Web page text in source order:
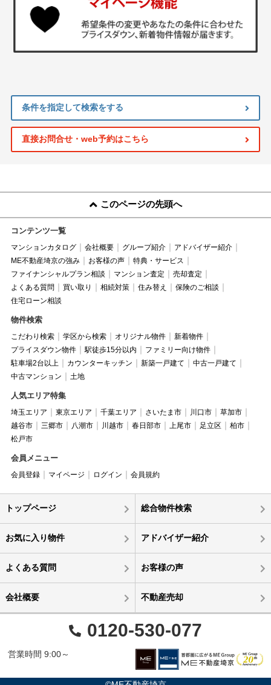
条件を指定して検索をする
直接お問合せ・web予約はこちら
このページの先頭へ
コンテンツ一覧
マンションカタログ 会社概要 グループ紹介
アドバイザー紹介
ME不動産埼京の強み
お客様の声
特典・サービス
ファイナンシャルプラン相談
マンション査定
売却査定
よくある質問
買い取り 相続対策 住み替え
保険のご相談
住宅ローン相談
物件検索
こだわり検索 学区から検索 オリジナル物件
新着物件
プライスダウン物件
駅徒歩15分以内
ファミリー向け物件
駐車場2台以上
カウンターキッチン 新築一戸建て
中古一戸建て
中古マンション
土地
人気エリア特集
埼玉エリア 東京エリア 千葉エリア さいたま市 川口市
草加市
越谷市
三郷市 八潮市 川越市 春日部市 上尾市 足立区
柏市
松戸市
会員メニュー
会員登録 マイページ ログイン 会員規約
トップページ 総合物件検索
お気に入り物件 アドバイザー紹介
よくある質問 お客様の声
会社概要 不動産売却
0120-530-077
営業時間 9:00～